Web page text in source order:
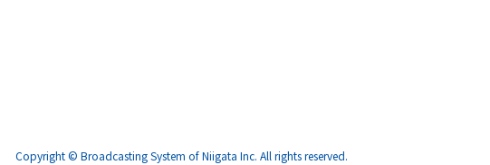
Copyright © Broadcasting System of Niigata Inc. All rights reserved.